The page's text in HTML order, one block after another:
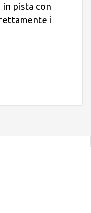
in pista con
i